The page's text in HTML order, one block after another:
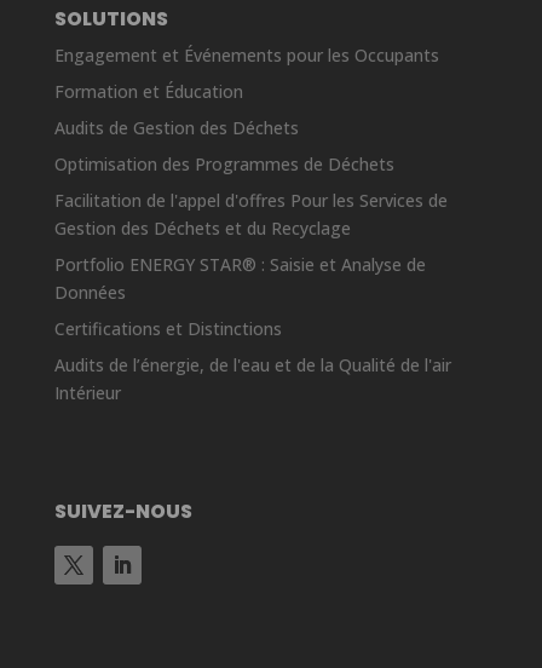
SOLUTIONS
Engagement et Événements pour les Occupants
Formation et Éducation
Audits de Gestion des Déchets
Optimisation des Programmes de Déchets
Facilitation de l'appel d'offres Pour les Services de
Gestion des Déchets et du Recyclage
Portfolio ENERGY STAR® : Saisie et Analyse de
Données
Certifications et Distinctions
Audits de l’énergie, de l'eau et de la Qualité de l'air
Intérieur
SUIVEZ-NOUS